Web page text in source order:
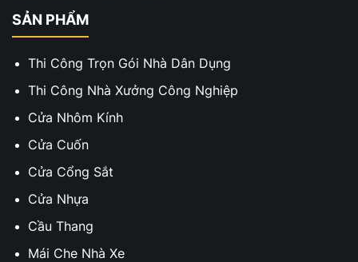
SẢN PHẨM
Thi Công Trọn Gói Nhà Dân Dụng
Thi Công Nhà Xưởng Công Nghiệp
Cửa Nhôm Kính
Cửa Cuốn
Cửa Cổng Sắt
Cửa Nhựa
Cầu Thang
Mái Che Nhà Xe